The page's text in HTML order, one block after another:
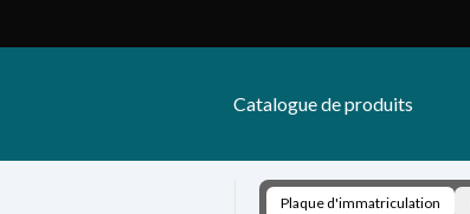
Catalogue de produits
Plaque d'immatriculation